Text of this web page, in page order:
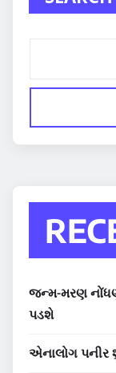
જન્મ-મરણ
પડશે
એનાલોગ પનીર